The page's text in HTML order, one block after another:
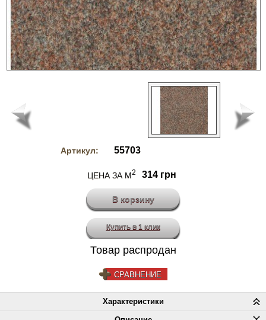
Артикул: 55703
ЦЕНА ЗА М2 314 грн
Купить в 1 клик
Товар распродан
СРАВНЕНИЕ
Характеристики